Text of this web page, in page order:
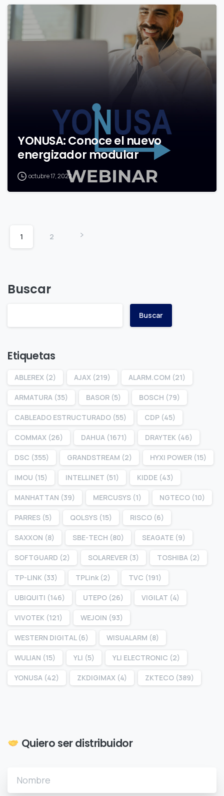
YONUSA: Conoce el nuevo
energizador modular
octubre 17, 2022
1 2
Buscar
Buscar
Etiquetas
ABLEREX (2) AJAX (219) ALARM.COM (21)
ARMATURA (35) BASOR (5) BOSCH (79)
CABLEADO ESTRUCTURADO (55) CDP (45)
COMMAX (26) DAHUA (1671) DRAYTEK (46)
DSC (355) GRANDSTREAM (2) HYXI POWER (15)
IMOU (15) INTELLINET (51) KIDDE (43)
MANHATTAN (39) MERCUSYS (1) NGTECO (10)
PARRES (5) QOLSYS (15) RISCO (6)
SAXXON (8) SBE-TECH (80) SEAGATE (9)
SOFTGUARD (2) SOLAREVER (3) TOSHIBA (2)
TP-LINK (33) TPLink (2) TVC (191)
UBIQUITI (146) UTEPO (26) VIGILAT (4)
VIVOTEK (121) WEJOIN (93)
WESTERN DIGITAL(6) WISUALARM (8)
WULIAN (15) YLI (5) YLI ELECTRONIC (2)
YONUSA (42) ZKDIGIMAX (4) ZKTECO (389)
Quiero ser distribuidor